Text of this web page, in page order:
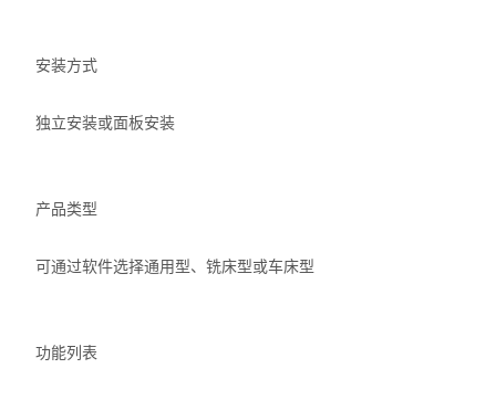
安装方式
独立安装或面板安装
产品类型
可通过软件选择通用型、铣床型或车床型
功能列表